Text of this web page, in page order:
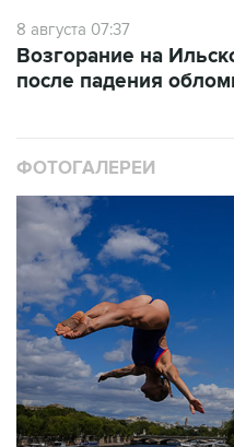
8 августа 07:37
Возгорание на
после падения
ФОТОГАЛЕРЕИ